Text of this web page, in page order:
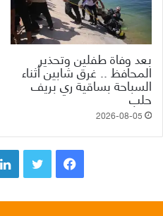
بعد وفاة طفلين وتحذير
المحافظ .. غرق شابين أثناء
السباحة بساقية ري بريف
حلب
2026-08-05